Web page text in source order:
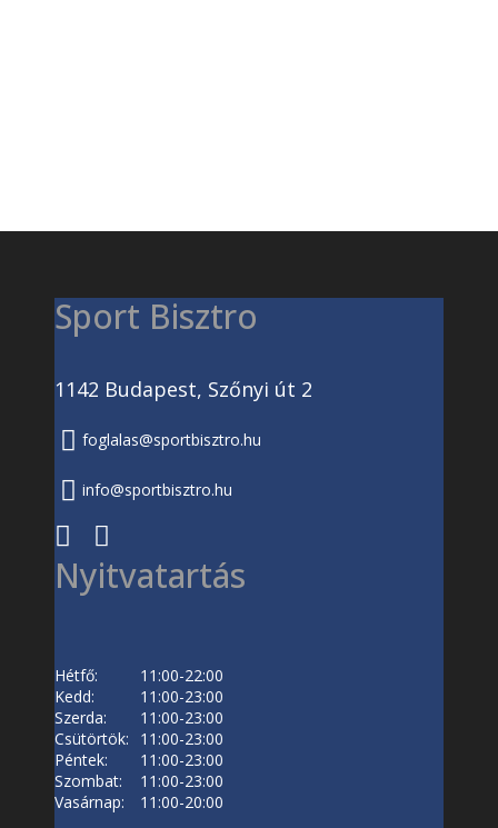
Sport Bisztro
1142 Budapest, Szőnyi út 2
foglalas@sportbisztro.hu
info@sportbisztro.hu
Nyitvatartás
Hétfő:
11:00-22:00
Kedd:
11:00-23:00
Szerda:
11:00-23:00
Csütörtök:
11:00-23:00
Péntek:
11:00-23:00
Szombat:
11:00-23:00
Vasárnap:
11:00-20:00